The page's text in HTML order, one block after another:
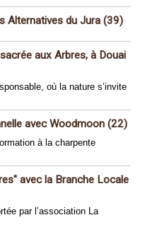
Alternatives du Jura (39)
aux Arbres, à Douai
où la nature s’invite
avec Woodmoon (22)
à la charpente
avec la Branche Locale
par l’association La